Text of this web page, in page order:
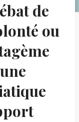
de
ou